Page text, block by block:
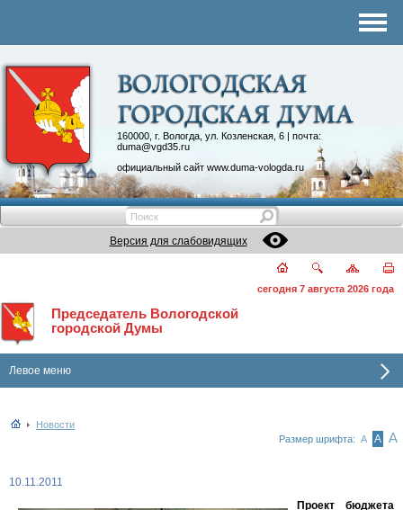
160000, г. Вологда, ул. Козленская, 6 | почта:
duma@vgd35.ru
официальный сайт www.duma-vologda.ru
Контакты
Депутатские объединения
Версия для слабовидящих
сегодня 7 августа 2026 года
Председатель Вологодской
городской Думы
Левое меню
Новости
Размер шрифта: А А А
10.11.2011
Проект бюджета